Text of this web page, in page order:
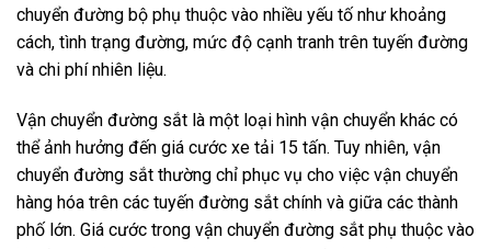
chuyển đường bộ phụ thuộc vào nhiều yếu tố như khoảng
cách, tình trạng đường, mức độ cạnh tranh trên tuyến đường
và chi phí nhiên liệu.
Vận chuyển đường sắt là một loại hình vận chuyển khác có
thể ảnh hưởng đến giá cước xe tải 15 tấn. Tuy nhiên, vận
chuyển đường sắt thường chỉ phục vụ cho việc vận chuyển
hàng hóa trên các tuyến đường sắt chính và giữa các thành
phố lớn. Giá cước trong vận chuyển đường sắt phụ thuộc vào